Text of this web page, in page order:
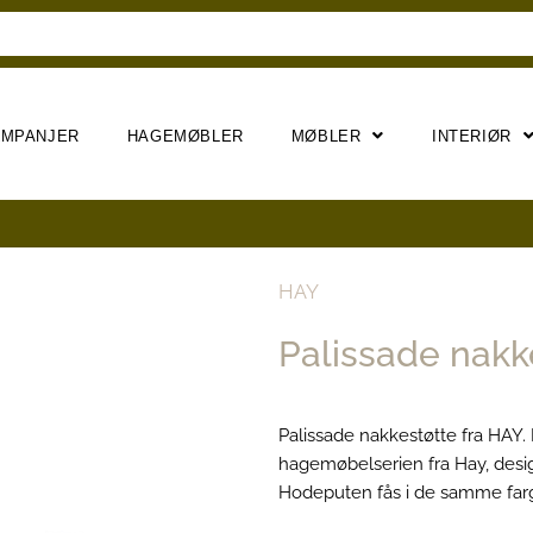
HAGEMØBLER MØBLER INTERIØR
HAY
Palissade
Palissade nakkestøtte fra
hagemøbelserien fra Hay,
Hodeputen fås i de samme